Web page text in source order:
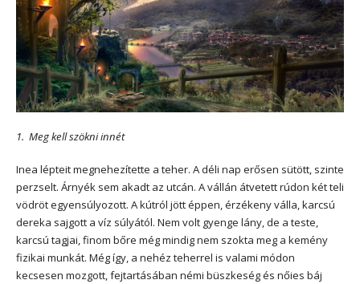
1. Meg kell szökni innét
Inea lépteit megnehezítette a teher. A déli nap erősen sütött, szinte
perzselt. Árnyék sem akadt az utcán. A vállán átvetett rúdon két teli
vödröt egyensúlyozott. A kútról jött éppen, érzékeny válla, karcsú
dereka sajgott a víz súlyától. Nem volt gyenge lány, de a teste,
karcsú tagjai, finom bőre még mindig nem szokta meg a kemény
fizikai munkát. Még így, a nehéz teherrel is valami módon
kecsesen mozgott, fejtartásában némi büszkeség és nőies báj